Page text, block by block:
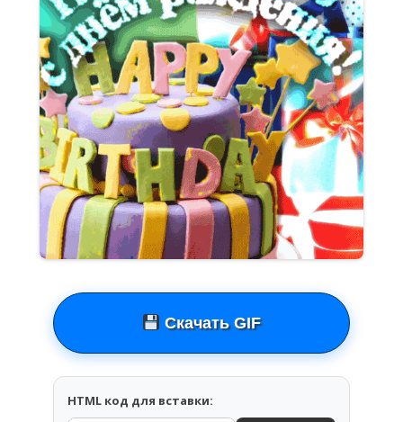
Скачать GIF
HTML код для вставки: